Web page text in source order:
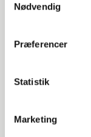
Nødvendig
Præferencer
Statistik
Marketing
1"